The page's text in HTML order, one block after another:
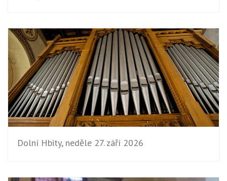
Dolní Hbity, neděle 27. září 2026